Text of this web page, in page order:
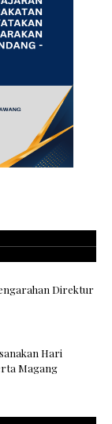
Direktur
Hari
Magang